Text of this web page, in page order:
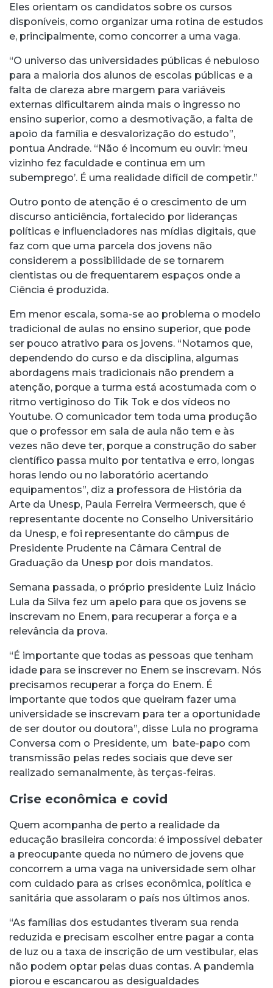
Eles orientam os candidatos sobre os cursos
disponíveis, como organizar uma rotina de estudos
e, principalmente, como concorrer a uma vaga.
“O universo das universidades públicas é nebuloso
para a maioria dos alunos de escolas públicas e a
falta de clareza abre margem para variáveis
externas dificultarem ainda mais o ingresso no
ensino superior, como a desmotivação, a falta de
apoio da família e desvalorização do estudo”,
pontua Andrade. “Não é incomum eu ouvir: ‘meu
vizinho fez faculdade e continua em um
subemprego’. É uma realidade difícil de competir.”
Outro ponto de atenção é o crescimento de um
discurso anticiência, fortalecido por lideranças
políticas e influenciadores nas mídias digitais, que
faz com que uma parcela dos jovens não
considerem a possibilidade de se tornarem
cientistas ou de frequentarem espaços onde a
Ciência é produzida.
Em menor escala, soma-se ao problema o modelo
tradicional de aulas no ensino superior, que pode
ser pouco atrativo para os jovens. “Notamos que,
dependendo do curso e da disciplina, algumas
abordagens mais tradicionais não prendem a
atenção, porque a turma está acostumada com o
ritmo vertiginoso do Tik Tok e dos vídeos no
Youtube. O comunicador tem toda uma produção
que o professor em sala de aula não tem e às
vezes não deve ter, porque a construção do saber
científico passa muito por tentativa e erro, longas
horas lendo ou no laboratório acertando
equipamentos”, diz a professora de História da
Arte da Unesp, Paula Ferreira Vermeersch, que é
representante docente no Conselho Universitário
da Unesp, e foi representante do câmpus de
Presidente Prudente na Câmara Central de
Graduação da Unesp por dois mandatos.
Semana passada, o próprio presidente Luiz Inácio
Lula da Silva fez um apelo para que os jovens se
inscrevam no Enem, para recuperar a força e a
relevância da prova.
“É importante que todas as pessoas que tenham
idade para se inscrever no Enem se inscrevam. Nós
precisamos recuperar a força do Enem. É
importante que todos que queiram fazer uma
universidade se inscrevam para ter a oportunidade
de ser doutor ou doutora”, disse Lula no programa
Conversa com o Presidente, um bate-papo com
transmissão pelas redes sociais que deve ser
realizado semanalmente, às terças-feiras.
Crise econômica e covid
Quem acompanha de perto a realidade da
educação brasileira concorda: é impossível debater
a preocupante queda no número de jovens que
concorrem a uma vaga na universidade sem olhar
com cuidado para as crises econômica, política e
sanitária que assolaram o país nos últimos anos.
“As famílias dos estudantes tiveram sua renda
reduzida e precisam escolher entre pagar a conta
de luz ou a taxa de inscrição de um vestibular, elas
não podem optar pelas duas contas. A pandemia
piorou e escancarou as desigualdades